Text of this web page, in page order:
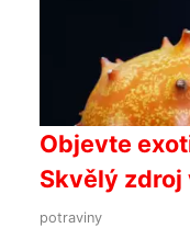
Objevte
Skvělý zdroj
potraviny